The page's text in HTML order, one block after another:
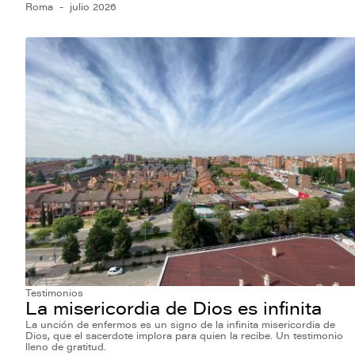
Roma julio 2026
Testimonios
La misericordia de Dios es infinita
La unción de enfermos es un signo de la infinita misericordia de
Dios, que el sacerdote implora para quien la recibe. Un testimonio
lleno de gratitud.